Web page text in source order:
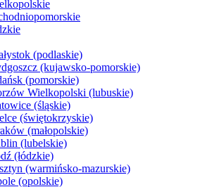
(podlaskie)
(kujawsko-pomorskie)
(pomorskie)
Wielkopolski (lubuskie)
(śląskie)
(świętokrzyskie)
(małopolskie)
(lubelskie)
(łódzkie)
(warmińsko-mazurskie)
(opolskie)